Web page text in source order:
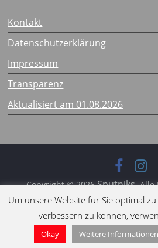
Kontakt
Datenschutzerklärung
Impressum
Transparenz
Aktualisiert am 01.08.2026
Copyright © 2026Sputniks. Alle
Theme:ColorMag von
WordPress.
Um unsere Website für Sie optimal
verbessern zu können,
Okay Weitere Informationen